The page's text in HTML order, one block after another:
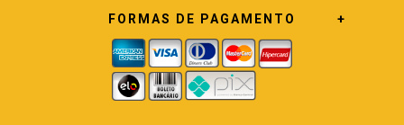
FORMAS DE PAGAMENTO